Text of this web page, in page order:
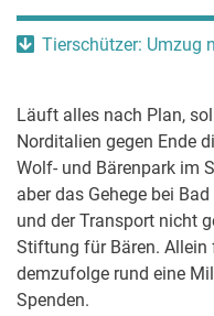
Tierschützer: Umzug
Läuft alles nach Plan,
Norditalien gegen Ende
Wolf- und Bärenpark im
aber das Gehege bei
und der Transport nicht
Stiftung für Bären. Allein
demzufolge rund eine
Spenden.